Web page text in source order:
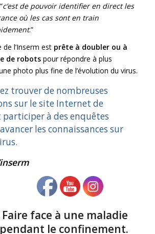
c’est de pouvoir identifier en direct les
où les cas sont en train
.”
de l’Inserm est prête à doubler ou à
de robotspour répondre à plus
photo plus fine de l’évolution du virus.
trouver de nombreuses
sur le site Internet de
participer à des enquêtes
les connaissances sur
Faire face à une maladie
le confinement.